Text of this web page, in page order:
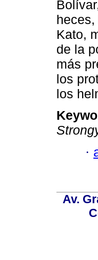
Kato,
de la
más
los
los
Stro
·
Av.